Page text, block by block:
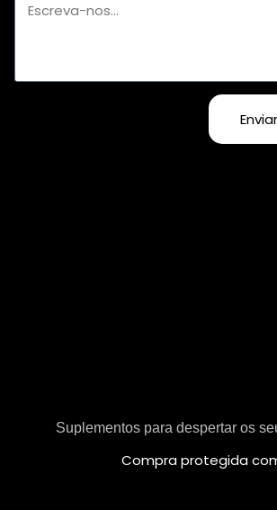
Suplementos para despertar os
Compra protegida